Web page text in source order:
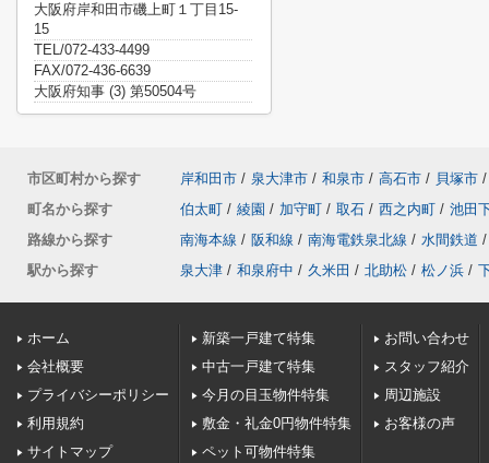
大阪府岸和田市磯上町１丁目15-
15
TEL/072-433-4499
FAX/072-436-6639
大阪府知事 (3) 第50504号
市区町村から探す 岸和田市 / 泉大津市 / 和泉市 / 高石市 / 貝塚市 /
町名から探す
伯太町 / 綾園 / 加守町 / 取石 / 西之内町 / 池田
路線から探す
南海本線 / 阪和線 / 南海電鉄泉北線 / 水間鉄道 /
駅から探す
泉大津 / 和泉府中 / 久米田 / 北助松 / 松ノ浜 /
ホーム
会社概要
プライバシーポリシー
利用規約
サイトマップ
新築一戸建て特集
中古一戸建て特集
今月の目玉物件特集
敷金・礼金0円物件特集
ペット可物件特集
お問い合わせ
スタッフ紹介
周辺施設
お客様の声